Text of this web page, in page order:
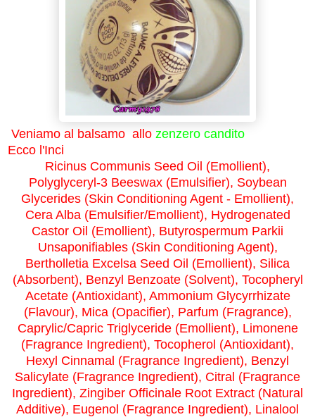
Veniamo al balsamo allo zenzero candito
Ecco l'Inci
Ricinus Communis Seed Oil (Emollient),
Polyglyceryl-3 Beeswax (Emulsifier), Soybean
Glycerides (Skin Conditioning Agent - Emollient),
Cera Alba (Emulsifier/Emollient), Hydrogenated
Castor Oil (Emollient), Butyrospermum Parkii
Unsaponifiables (Skin Conditioning Agent),
Bertholletia Excelsa Seed Oil (Emollient), Silica
(Absorbent), Benzyl Benzoate (Solvent), Tocopheryl
Acetate (Antioxidant), Ammonium Glycyrrhizate
(Flavour), Mica (Opacifier), Parfum (Fragrance),
Caprylic/Capric Triglyceride (Emollient), Limonene
(Fragrance Ingredient), Tocopherol (Antioxidant),
Hexyl Cinnamal (Fragrance Ingredient), Benzyl
Salicylate (Fragrance Ingredient), Citral (Fragrance
Ingredient), Zingiber Officinale Root Extract (Natural
Additive), Eugenol (Fragrance Ingredient), Linalool